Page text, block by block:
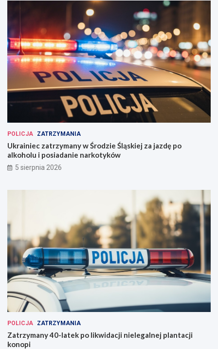
POLICJA ZATRZYMANIA
Ukrainiec zatrzymany w Środzie Śląskiej za jazdę po
alkoholu i posiadanie narkotyków
5 sierpnia 2026
POLICJA ZATRZYMANIA
Zatrzymany 40-latek po likwidacji nielegalnej plantacji
konopi